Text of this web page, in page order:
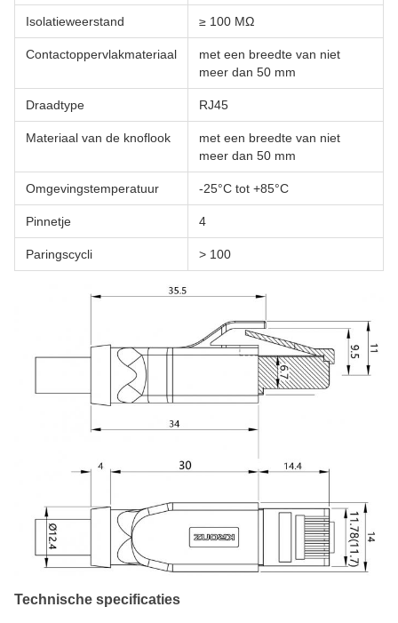
Isolatieweerstand ≥ 100 MΩ
Contactoppervlakmateriaal
met een breedte van niet
meer dan 50 mm
Draadtype RJ45
Materiaal van de knoflook
met een breedte van niet
meer dan 50 mm
Omgevingstemperatuur -25°C tot +85°C
Pinnetje 4
Paringscycli > 100
Technische specificaties